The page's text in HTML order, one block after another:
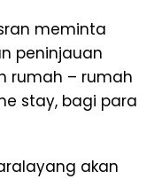
meminta
peninjauan
rumah – rumah
stay, bagi para
akan